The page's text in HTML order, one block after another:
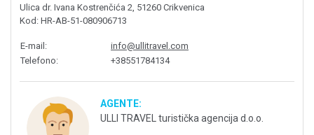
Ulica dr. Ivana Kostrenčića 2, 51260 Crikvenica
Kod : HR-AB-51-080906713
E-mail :
info@ullitravel.com
Telefono: +38551784134
AGENTE:
ULLI TRAVEL turistička agencija d.o.o.